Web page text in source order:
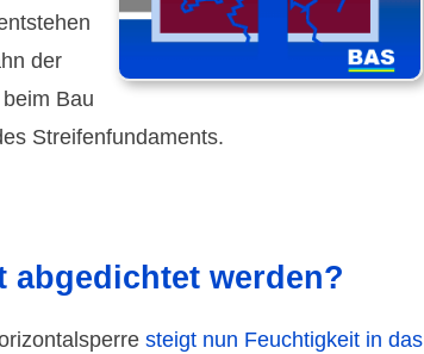
der
Bau
Streifen­funda­ments.
abge­dichtet werden?
steigt nun Feuch­tig­keit in das